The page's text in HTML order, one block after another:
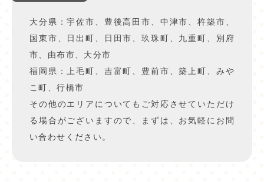
大分県：宇佐市、豊後高田市、中津市、杵築市、
国東市、日出町、日田市、玖珠町、九重町、別府
市、由布市、大分市
福岡県：上毛町、吉富町、豊前市、築上町、みや
こ町、行橋市
その他のエリアについてもご対応させていただけ
る場合がございますので、まずは、お気軽にお問
い合わせください。